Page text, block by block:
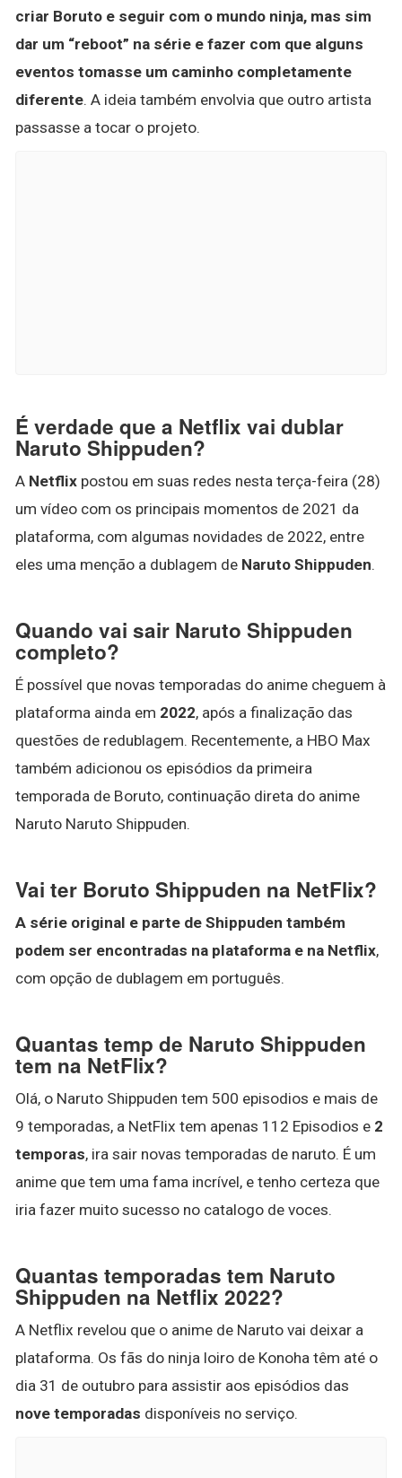
criar Boruto e seguir com o mundo ninja, mas sim
dar um “reboot” na série e fazer com que alguns
eventos tomasse um caminho completamente
diferente. A ideia também envolvia que outro artista
passasse a tocar o projeto.
É verdade que a Netflix vai dublar
Naruto Shippuden?
A Netflix postou em suas redes nesta terça-feira (28)
um vídeo com os principais momentos de 2021 da
plataforma, com algumas novidades de 2022, entre
eles uma menção a dublagem de Naruto Shippuden.
Quando vai sair Naruto Shippuden
completo?
É possível que novas temporadas do anime cheguem à
plataforma ainda em 2022, após a finalização das
questões de redublagem. Recentemente, a HBO Max
também adicionou os episódios da primeira
temporada de Boruto, continuação direta do anime
Naruto Naruto Shippuden.
Vai ter Boruto Shippuden na NetFlix?
A série original e parte de Shippuden também
podem ser encontradas na plataforma e na Netflix,
com opção de dublagem em português.
Quantas temp de Naruto Shippuden
tem na NetFlix?
Olá, o Naruto Shippuden tem 500 episodios e mais de
9 temporadas, a NetFlix tem apenas 112 Episodios e 2
temporas, ira sair novas temporadas de naruto. É um
anime que tem uma fama incrível, e tenho certeza que
iria fazer muito sucesso no catalogo de voces.
Quantas temporadas tem Naruto
Shippuden na Netflix 2022?
A Netflix revelou que o anime de Naruto vai deixar a
plataforma. Os fãs do ninja loiro de Konoha têm até o
dia 31 de outubro para assistir aos episódios das
nove temporadas disponíveis no serviço.